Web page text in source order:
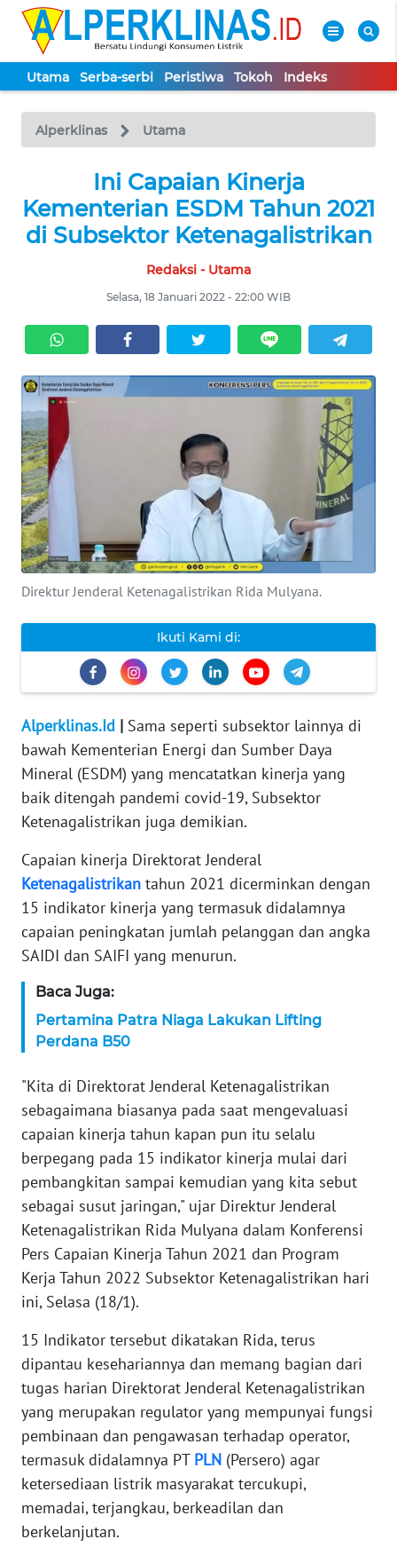
Utama Serba-serbi Peristiwa Tokoh Indeks
Alperklinas Utama
Ini Capaian Kinerja
Kementerian ESDM Tahun 2021
di Subsektor Ketenagalistrikan
Redaksi - Utama
Selasa, 18 Januari 2022 - 22:00 WIB
Direktur Jenderal Ketenagalistrikan Rida Mulyana.
Ikuti Kami di:
Alperklinas.Id | Sama seperti subsektor lainnya di
bawah Kementerian Energi dan Sumber Daya
Mineral (ESDM) yang mencatatkan kinerja yang
baik ditengah pandemi covid-19, Subsektor
Ketenagalistrikan juga demikian.
Capaian kinerja Direktorat Jenderal
Ketenagalistrikan tahun 2021 dicerminkan dengan
15 indikator kinerja yang termasuk didalamnya
capaian peningkatan jumlah pelanggan dan angka
SAIDI dan SAIFI yang menurun.
Baca Juga:
Pertamina Patra Niaga Lakukan Lifting
Perdana B50
"Kita di Direktorat Jenderal Ketenagalistrikan
sebagaimana biasanya pada saat mengevaluasi
capaian kinerja tahun kapan pun itu selalu
berpegang pada 15 indikator kinerja mulai dari
pembangkitan sampai kemudian yang kita sebut
sebagai susut jaringan," ujar Direktur Jenderal
Ketenagalistrikan Rida Mulyana dalam Konferensi
Pers Capaian Kinerja Tahun 2021 dan Program
Kerja Tahun 2022 Subsektor Ketenagalistrikan hari
ini, Selasa (18/1).
15 Indikator tersebut dikatakan Rida, terus
dipantau kesehariannya dan memang bagian dari
tugas harian Direktorat Jenderal Ketenagalistrikan
yang merupakan regulator yang mempunyai fungsi
pembinaan dan pengawasan terhadap operator,
termasuk didalamnya PT PLN (Persero) agar
ketersediaan listrik masyarakat tercukupi,
memadai, terjangkau, berkeadilan dan
berkelanjutan.
TV
Tutup
SERBA-
SERBI
TOKOH
Informasi
INDEKS
BERITA
KONTAK
KAMI
INFO
IKLAN
KAMI
PEDOMAN
MEDIA
SIBER
REDAKSI
KARIR
DISCLAIMER
News
Regional
WN
SUMUT
JAKARTA
WN
BANTEN
WN
NTT
KEPRI
WN
PAPUA
WN
PAPUA
BARAT